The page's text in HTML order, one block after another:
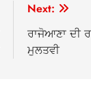
Next:
ਰਾਜੋਆਣਾ ਦੀ
ਮੁਲਤਵੀ